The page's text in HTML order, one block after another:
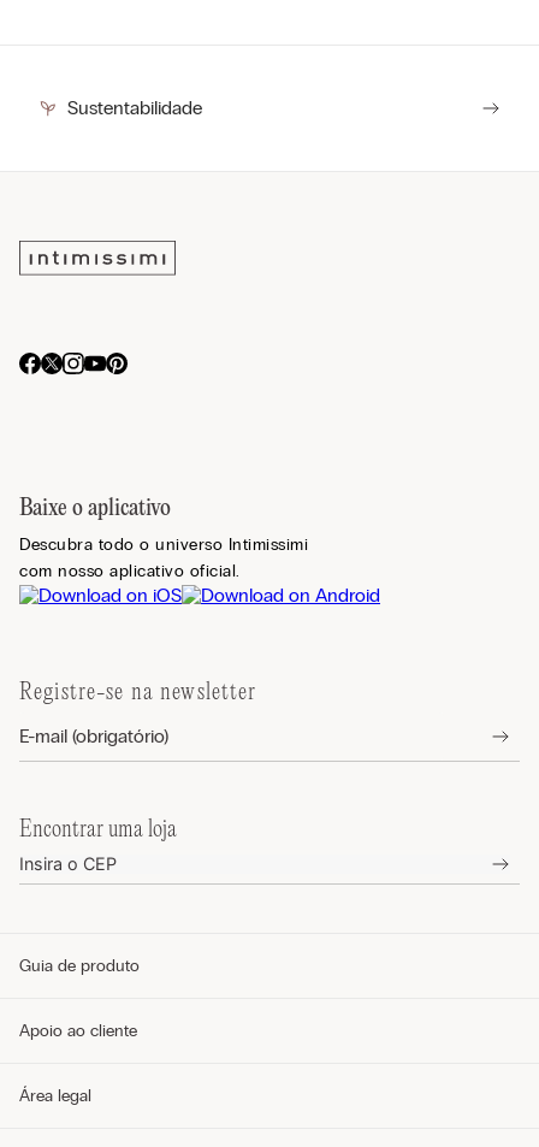
Sustentabilidade
Baixe o aplicativo
Descubra todo o universo Intimissimi
com nosso aplicativo oficial.
Registre-se na newsletter
Encontrar uma loja
Guia de produto
Guia de modelos
Apoio ao cliente
Envie um e-mail pelo formulário
Área legal